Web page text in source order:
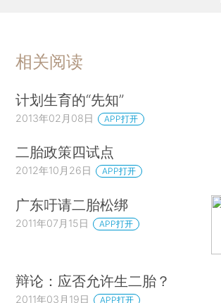
相关阅读
计划生育的“先知”
2013年02月08日 APP打开
二胎政策四试点
2012年10月26日 APP打开
广东吁请二胎松绑
2011年07月15日 APP打开
辩论：应否允许生二胎？
2011年03月19日 APP打开